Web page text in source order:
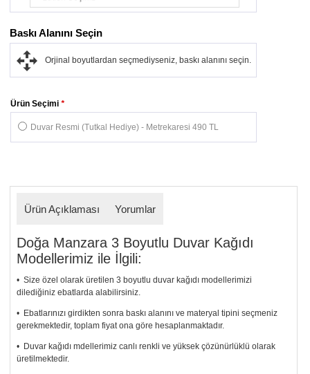
*
Ürün Seçimi
Duvar Resmi (Tutkal Hediye) - Metrekaresi 490 TL
Baskı Alanını Seçin
Orjinal boyutlardan seçmediyseniz, baskı alanını seçin.
Ürün Açıklaması Yorumlar
Doğa Manzara 3 Boyutlu Duvar Kağıdı
Modellerimiz ile İlgili:
• Size özel olarak üretilen 3 boyutlu duvar kağıdı modellerimizi
dilediğiniz ebatlarda alabilirsiniz.
• Ebatlarınızı girdikten sonra baskı alanını ve materyal tipini seçmeniz
gerekmektedir, toplam fiyat ona göre hesaplanmaktadır.
• Duvar kağıdı mdellerimiz canlı renkli ve yüksek çözünürlüklü olarak
üretilmektedir.